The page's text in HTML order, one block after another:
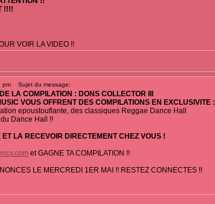
!!!!
VOIR LA VIDEO !!
pm Sujet du message:
LA COMPILATION : DONS COLLECTOR III
VOUS OFFRENT DES COMPILATIONS EN EXCLUSIVITE :
epoustouflante, des classiques Reggae Dance Hall
Dance Hall !!
LA RECEVOIR DIRECTEMENT CHEZ VOUS !
et GAGNE TA COMPILATION !!
LE MERCREDI 1ER MAI !! RESTEZ CONNECTES !!